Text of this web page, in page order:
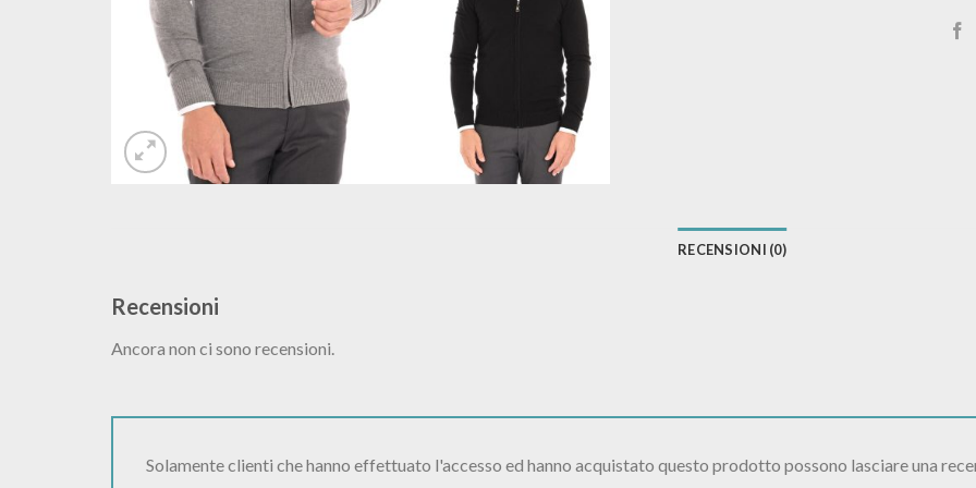
RECENSIONI (0)
Recensioni
Ancora non ci sono recensioni.
Solamente clienti che hanno effettuato l'accesso ed hanno acquistato questo prodotto possono lasciare una